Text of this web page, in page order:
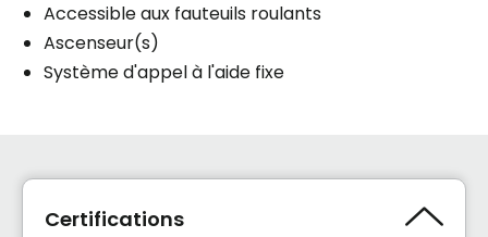
Accessible aux fauteuils roulants
Ascenseur(s)
Système d'appel à l'aide fixe
Certifications